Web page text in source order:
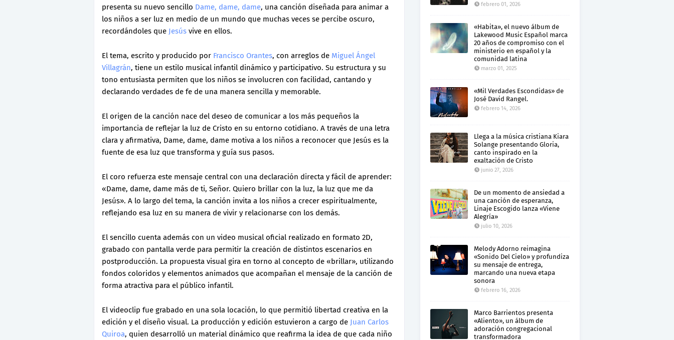
presenta su nuevo sencillo Dame, dame, dame, una canción diseñada para animar a
los niños a ser luz en medio de un mundo que muchas veces se percibe oscuro,
recordándoles que Jesús vive en ellos.
El tema, escrito y producido por Francisco Orantes, con arreglos de Miguel Ángel
Villagrán, tiene un estilo musical infantil dinámico y participativo. Su estructura y su
tono entusiasta permiten que los niños se involucren con facilidad, cantando y
declarando verdades de fe de una manera sencilla y memorable.
El origen de la canción nace del deseo de comunicar a los más pequeños la
importancia de reflejar la luz de Cristo en su entorno cotidiano. A través de una letra
clara y afirmativa, Dame, dame, dame motiva a los niños a reconocer que Jesús es la
fuente de esa luz que transforma y guía sus pasos.
El coro refuerza este mensaje central con una declaración directa y fácil de aprender:
«Dame, dame, dame más de ti, Señor. Quiero brillar con la luz, la luz que me da
Jesús». A lo largo del tema, la canción invita a los niños a crecer espiritualmente,
reflejando esa luz en su manera de vivir y relacionarse con los demás.
El sencillo cuenta además con un video musical oficial realizado en formato 2D,
grabado con pantalla verde para permitir la creación de distintos escenarios en
postproducción. La propuesta visual gira en torno al concepto de «brillar», utilizando
fondos coloridos y elementos animados que acompañan el mensaje de la canción de
forma atractiva para el público infantil.
El videoclip fue grabado en una sola locación, lo que permitió libertad creativa en la
edición y el diseño visual. La producción y edición estuvieron a cargo de Juan Carlos
Quiroa, quien desarrolló un material dinámico que reafirma la idea de que cada niño
febrero 01, 2026
«Habita», el nuevo álbum de
Lakewood Music Español marca
20 años de compromiso con el
ministerio en español y la
comunidad latina
marzo 01, 2025
«Mil Verdades Escondidas» de
José David Rangel.
febrero 14, 2026
Llega a la música cristiana Kiara
Solange presentando Gloria,
canto inspirado en la
exaltación de Cristo
junio 27, 2026
De un momento de ansiedad a
una canción de esperanza,
Linaje Escogido lanza «Viene
Alegría»
julio 10, 2026
Melody Adorno reimagina
«Sonido Del Cielo» y profundiza
su mensaje de entrega,
marcando una nueva etapa
sonora
febrero 16, 2026
Marco Barrientos presenta
«Aliento», un álbum de
adoración congregacional
transformadora